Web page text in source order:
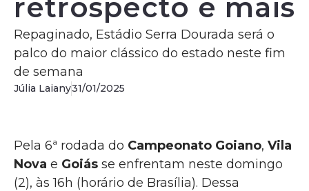
retrospecto e mais
Repaginado, Estádio Serra Dourada será o
palco do maior clássico do estado neste fim
de semana
Júlia Laiany31/01/2025
Pela 6ª rodada do Campeonato Goiano, Vila
Nova e Goiás se enfrentam neste domingo
(2), às 16h (horário de Brasília). Dessa